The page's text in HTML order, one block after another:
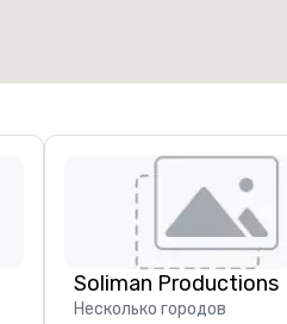
Soliman Productions
Несколько городов